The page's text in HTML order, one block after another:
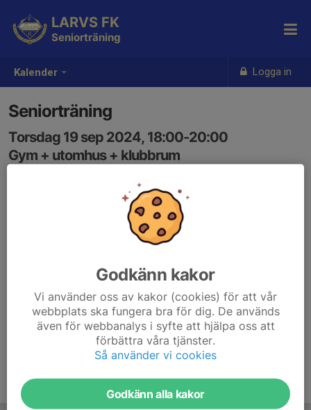
Kalender Logga in
LARVS FK
Seniorträning
Seniorträning
Torsdag 19 sep 2024, 18:00-20:00
Gym + utomhus + klubbrum
Godkänn kakor
Vi använder oss av kakor (cookies) för att vår
webbplats ska fungera bra för dig. De används
även för webbanalys i syfte att hjälpa oss att
förbättra våra tjänster.
Så använder vi cookies
Godkänn alla kakor